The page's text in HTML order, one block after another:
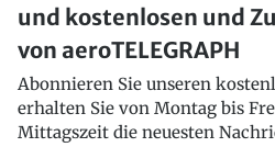
und kostenlosen und
von aeroTELEGRAPH
Abonnieren Sie unseren
erhalten Sie von Montag bis
Mittagszeit die neuesten